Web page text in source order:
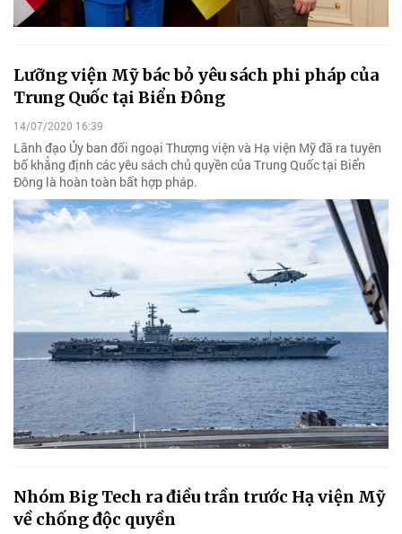
Lưỡng viện Mỹ bác bỏ yêu sách phi pháp của
Trung Quốc tại Biển Đông
14/07/2020 16:39
Lãnh đạo Ủy ban đối ngoại Thượng viện và Hạ viện Mỹ đã ra tuyên
bố khẳng định các yêu sách chủ quyền của Trung Quốc tại Biển
Đông là hoàn toàn bất hợp pháp.
Nhóm Big Tech ra điều trần trước Hạ viện Mỹ
về chống độc quyền